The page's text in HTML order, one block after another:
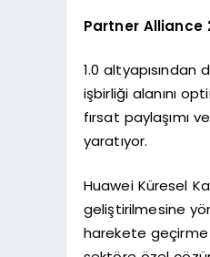
Partner Alliance
1.0
işbirliği alanını
fırsat paylaşımı
yaratıyor.
Huawei Küresel
geliştirilmesine
harekete geçirme